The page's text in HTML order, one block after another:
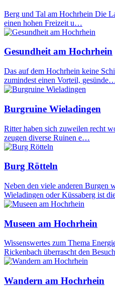
Berg und Tal am Hochrhein Die
einen hohen Freizeit u…
Gesundheit am Hochrhein
Das auf dem Hochrhein keine
zumindest einen Vorteil,
Burgruine Wieladingen
Ritter haben sich zuweilen recht
zeugen diverse Ruinen e…
Burg Rötteln
Neben den viele anderen Burgen
Wieladingen oder Küssaberg ist
Museen am Hochrhein
Wissenswertes zum Thema
Rickenbach überrascht den
Wandern am Hochrhein